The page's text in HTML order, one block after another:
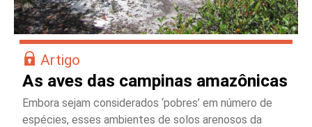
Artigo
As aves das campinas amazônicas
Embora sejam considerados ‘pobres’ em número de
espécies, esses ambientes de solos arenosos da